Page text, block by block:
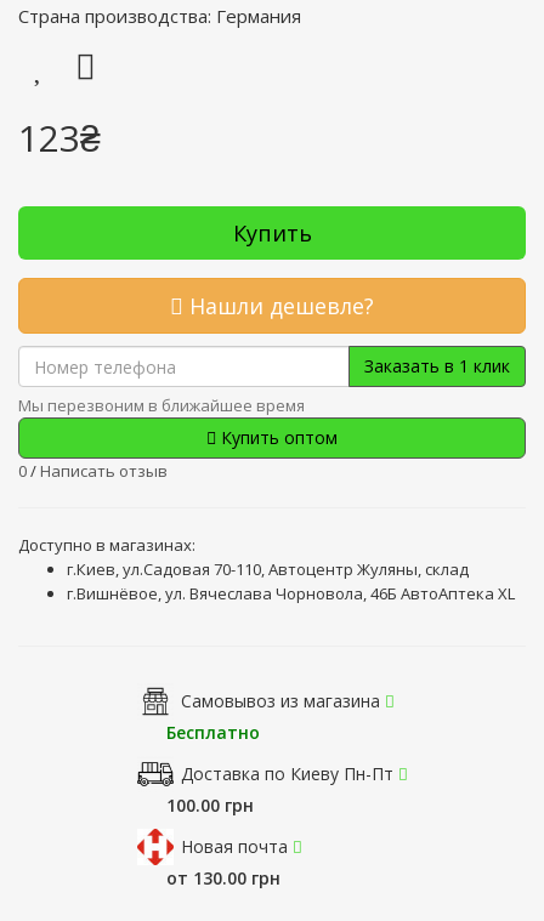
Страна производства: Германия
123₴
Купить
Нашли дешевле?
Заказать в 1 клик
Мы перезвоним в ближайшее время
Купить оптом
0/ Написать отзыв
Доступно в магазинах:
г.Киев, ул.Садовая 70-110, Автоцентр Жуляны, склад
г.Вишнёвое, ул. Вячеслава Чорновола, 46Б АвтоАптека XL
Самовывоз из магазина
Бесплатно
Доставка по Киеву Пн-Пт
100.00 грн
Новая почта
от 130.00 грн